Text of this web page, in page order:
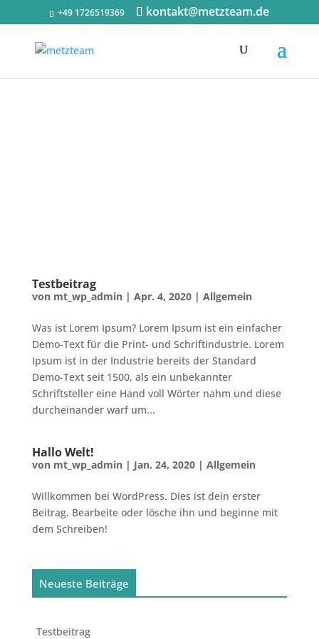
+49 1726519369 kontakt@metzteam.de
Testbeitrag
von mt_wp_admin| Apr. 4, 2020| Allgemein
Was ist Lorem Ipsum? Lorem Ipsum ist ein einfacher
Demo-Text für die Print- und Schriftindustrie. Lorem
Ipsum ist in der Industrie bereits der Standard
Demo-Text seit 1500, als ein unbekannter
Schriftsteller eine Hand voll Wörter nahm und diese
durcheinander warf um...
Hallo Welt!
von mt_wp_admin| Jan. 24, 2020| Allgemein
Willkommen bei WordPress. Dies ist dein erster
Beitrag. Bearbeite oder lösche ihn und beginne mit
dem Schreiben!
Neueste Beiträge
Testbeitrag